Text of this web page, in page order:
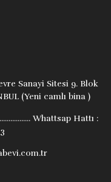
Sanayi Sitesi 9. Blok
(Yeni camlı bina )
Whattsap Hattı :